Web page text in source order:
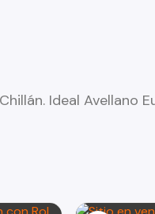
Ideal Avellano